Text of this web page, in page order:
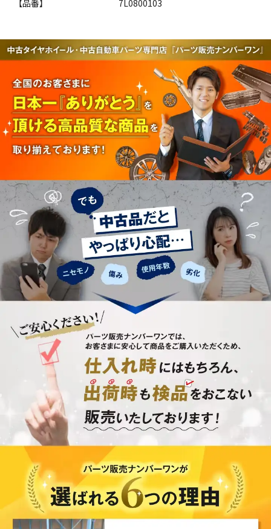
【品番】 7L0800103